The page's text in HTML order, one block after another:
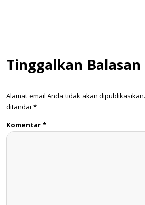
Tinggalkan Balasan
Alamat email Anda tidak akan dipublikasikan.
ditandai *
Komentar*